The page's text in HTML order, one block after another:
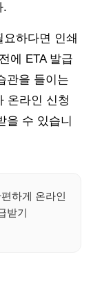
.
하다면 인쇄
에 ETA 발급
관을 들이는
온라인 신청
을 수 있습니
하게 온라인
받기